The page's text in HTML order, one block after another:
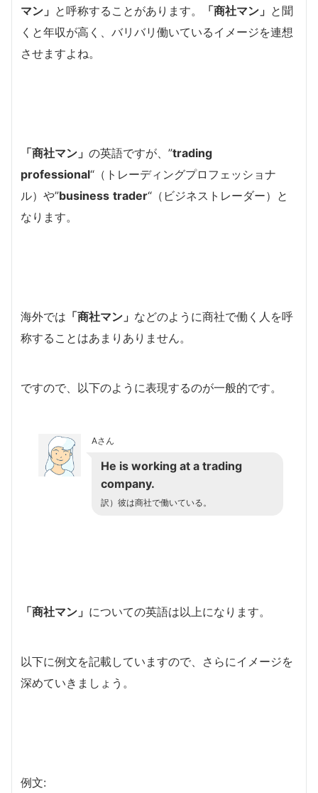
マン」 と呼称することがあります。 「商社マン」 と聞
くと年収が高く、バリバリ働いているイメージを連想
させますよね。
「商社マン」 の英語ですが、”trading
professional“（トレーディングプロフェッショナ
ル）や”business trader“（ビジネストレーダー）と
なります。
海外では 「商社マン」 などのように商社で働く人を呼
称することはあまりありません。
ですので、以下のように表現するのが一般的です。
Aさん
He is working at a trading
company.
訳）彼は商社で働いている。
「商社マン」 についての英語は以上になります。
以下に例文を記載していますので、さらにイメージを
深めていきましょう。
例文: